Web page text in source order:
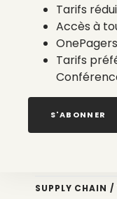
Éco
SUPPLY CHAIN
Tarifs
Accès à
Tarifs
S'ABONNER